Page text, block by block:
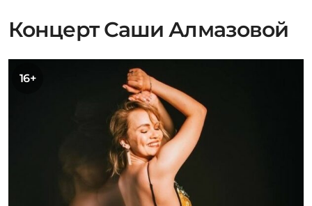
Концерт Саши Алмазовой
16+